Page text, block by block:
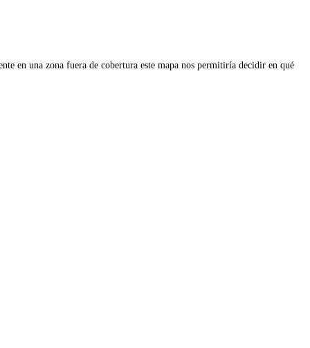
en una zona fuera de cobertura este mapa nos permitiría decidir en qué